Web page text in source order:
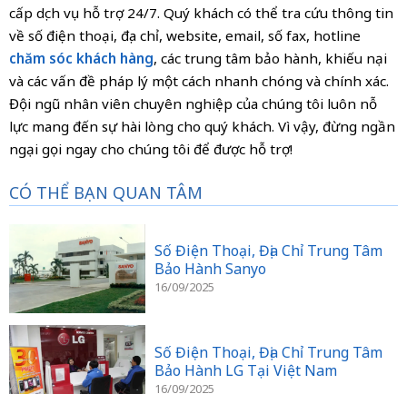
cấp dịch vụ hỗ trợ 24/7. Quý khách có thể tra cứu thông tin
về số điện thoại, địa chỉ, website, email, số fax, hotline
chăm sóc khách hàng, các trung tâm bảo hành, khiếu nại
và các vấn đề pháp lý một cách nhanh chóng và chính xác.
Đội ngũ nhân viên chuyên nghiệp của chúng tôi luôn nỗ
lực mang đến sự hài lòng cho quý khách. Vì vậy, đừng ngần
ngại gọi ngay cho chúng tôi để được hỗ trợ!
CÓ THỂ BẠN QUAN TÂM
Số Điện Thoại, Địa Chỉ Trung Tâm
Bảo Hành Sanyo
16/09/2025
Số Điện Thoại, Địa Chỉ Trung Tâm
Bảo Hành LG Tại Việt Nam
16/09/2025